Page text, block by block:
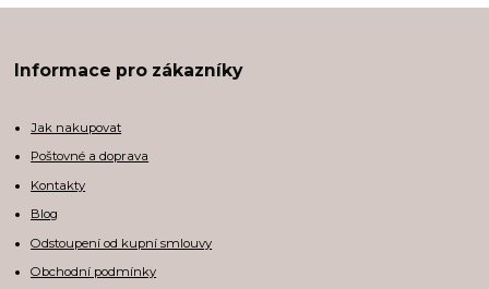
Informace pro zákazníky
Jak nakupovat
Poštovné a doprava
Kontakty
Blog
Odstoupení od kupní smlouvy
Obchodní podmínky